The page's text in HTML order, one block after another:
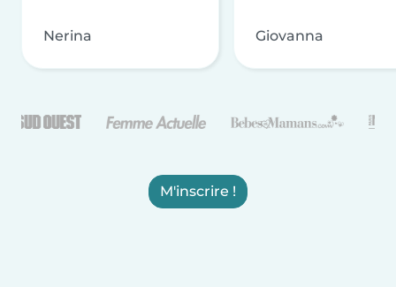
Nerina Giovanna
M'inscrire !